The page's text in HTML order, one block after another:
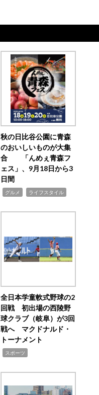
秋の日比谷公園に青森
のおいしいものが大集
合 「んめぇ青森フ
ェス」、9月18日から3
日間
グルメ ライフスタイル
全日本学童軟式野球の2
回戦 初出場の西陵野
球クラブ（岐阜）が3回
戦へ マクドナルド・
トーナメント
スポーツ